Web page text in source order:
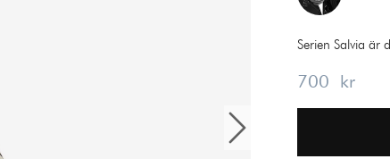
Serien Salvia är
Pris:700 kr
700 kr